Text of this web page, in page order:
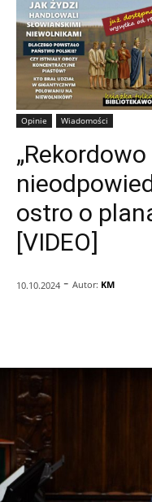
Opinie Wiadomości
„Rekordowo
ostro o
[VIDEO]
10.10.2024 - Autor: KM